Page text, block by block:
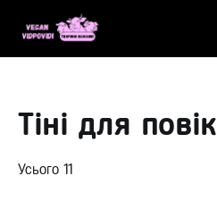
Тіні для повік
Усього 11